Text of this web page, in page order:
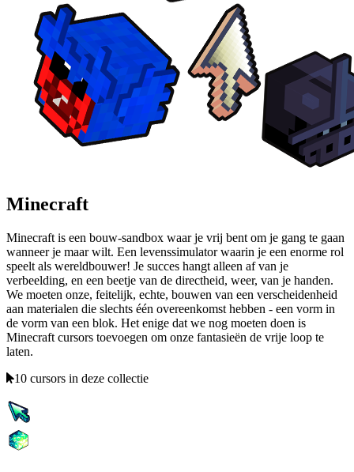
Minecraft
Minecraft is een bouw-sandbox waar je vrij bent om je gang te gaan
wanneer je maar wilt. Een levenssimulator waarin je een enorme rol
speelt als wereldbouwer! Je succes hangt alleen af van je
verbeelding, en een beetje van de directheid, weer, van je handen.
We moeten onze, feitelijk, echte, bouwen van een verscheidenheid
aan materialen die slechts één overeenkomst hebben - een vorm in
de vorm van een blok. Het enige dat we nog moeten doen is
Minecraft cursors toevoegen om onze fantasieën de vrije loop te
laten.
10 cursors in deze collectie